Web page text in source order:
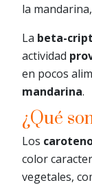
la mandarina,
La beta-
actividad
en pocos
mandarina.
¿Qué
Los
color
vegetales,